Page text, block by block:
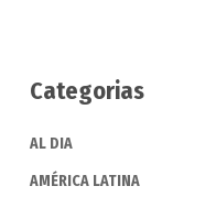
Categorias
AL DIA
AMÉRICA LATINA